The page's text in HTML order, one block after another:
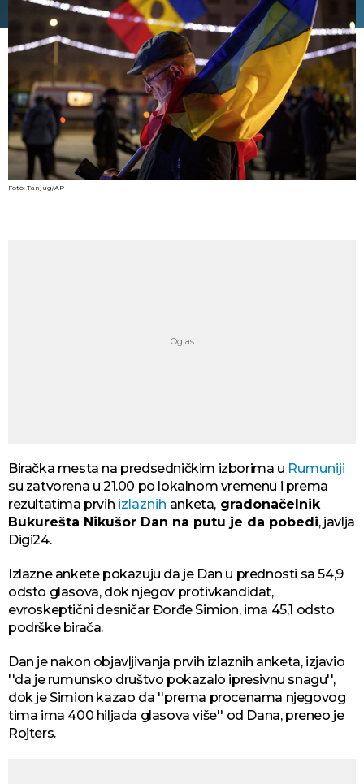
Foto: Tanjug/AP
Biračka mesta na predsedničkim izborima u Rumuniji
su zatvorena u 21.00 po lokalnom vremenu i prema
rezultatima prvih izlaznih anketa, gradonačelnik
Bukurešta Nikušor Dan na putu je da pobedi, javlja
Digi24.
Izlazne ankete pokazuju da je Dan u prednosti sa 54,9
odsto glasova, dok njegov protivkandidat,
evroskeptični desničar Đorđe Simion, ima 45,1 odsto
podrške birača.
Dan je nakon objavljivanja prvih izlaznih anketa, izjavio
''da je rumunsko društvo pokazalo ipresivnu snagu'',
dok je Simion kazao da ''prema procenama njegovog
tima ima 400 hiljada glasova više'' od Dana, preneo je
Rojters.